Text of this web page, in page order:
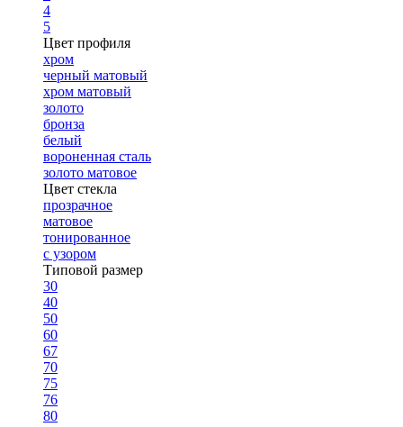
4
5
Цвет профиля
хром
черный матовый
хром матовый
золото
бронза
белый
вороненная сталь
золото матовое
Цвет стекла
прозрачное
матовое
тонированное
с узором
Типовой размер
30
40
50
60
67
70
75
76
80